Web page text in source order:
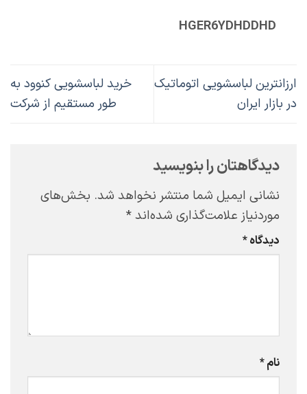
HGER6YDHDDHD
ارزانترین لباسشویی اتوماتیک
در بازار ایران
خرید لباسشویی کنوود به
طور مستقیم از شرکت
دیدگاهتان را بنویسید
نشانی ایمیل شما منتشر نخواهد شد. بخش‌های
موردنیاز علامت‌گذاری شده‌اند*
دیدگاه*
نام*